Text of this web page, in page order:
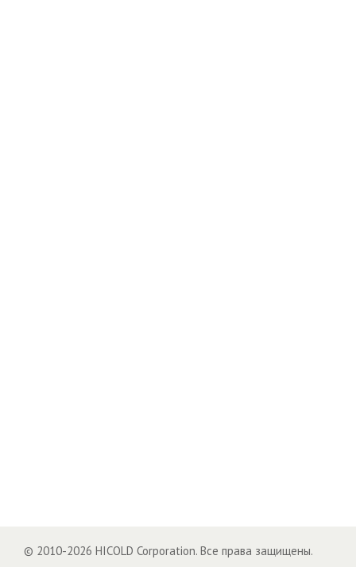
© 2010-2026 HICOLD Corporation. Все права защищены.